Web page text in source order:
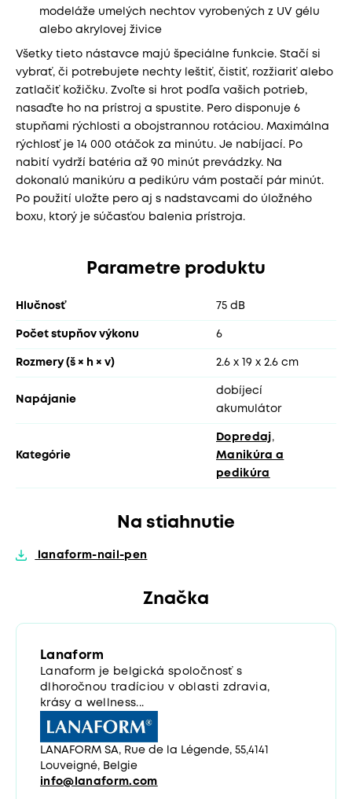
modeláže umelých nechtov vyrobených z UV gélu
alebo akrylovej živice
Všetky tieto nástavce majú špeciálne funkcie. Stačí si
vybrať, či potrebujete nechty leštiť, čistiť, rozžiariť alebo
zatlačiť kožičku. Zvoľte si hrot podľa vašich potrieb,
nasaďte ho na prístroj a spustite. Pero disponuje 6
stupňami rýchlosti a obojstrannou rotáciou. Maximálna
rýchlosť je 14 000 otáčok za minútu. Je nabíjací. Po
nabití vydrží batéria až 90 minút prevádzky. Na
dokonalú manikúru a pedikúru vám postačí pár minút.
Po použití uložte pero aj s nadstavcami do úložného
boxu, ktorý je súčasťou balenia prístroja.
Parametre produktu
Hlučnosť 75 dB
Počet stupňov výkonu 6
Rozmery (š × h × v) 2.6 x 19 x 2.6 cm
Napájanie
dobíjecí
akumulátor
Kategórie
Dopredaj,
Manikúra a
pedikúra
Na stiahnutie
lanaform-nail-pen
Značka
Lanaform
Lanaform je belgická spoločnosť s
dlhoročnou tradíciou v oblasti zdravia,
krásy a wellness...
LANAFORM SA, Rue de la Légende, 55,4141
Louveigné, Belgie
info@lanaform.com